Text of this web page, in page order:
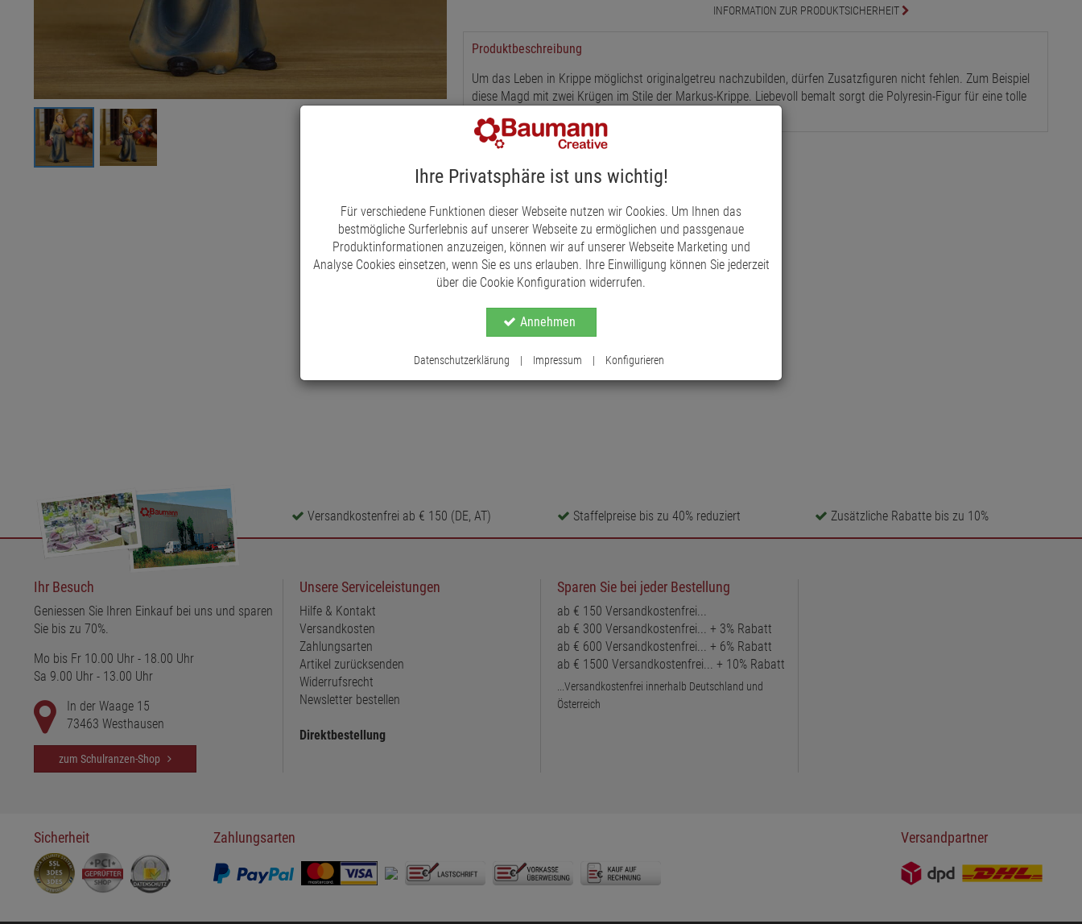
INFORMATION ZUR PRODUKTSICHERHEIT
Produktbeschreibung
Um das Leben in Krippe möglichst originalgetreu nachzubilden, dürfen Zusatzfiguren nicht fehlen. Zum Beispiel
diese Magd mit zwei Krügen im Stile der Markus-Krippe. Liebevoll bemalt sorgt die Polyresin-Figur für eine tolle
Atmosphäre. Sie ist in verschiedenen Größen erhältlich.
Versandkostenfrei ab € 150 (DE, AT) Staffelpreise bis zu 40% reduziert Zusätzliche Rabatte bis zu 10%
Ihr Besuch
Geniessen Sie Ihren Einkauf bei uns und sparen
Sie bis zu 70%.
Mo bis Fr 10.00 Uhr - 18.00 Uhr
Sa 9.00 Uhr - 13.00 Uhr
In der Waage 15
73463 Westhausen
zum Schulranzen-Shop
Unsere Serviceleistungen
Hilfe & Kontakt
Versandkosten
Zahlungsarten
Artikel zurücksenden
Widerrufsrecht
Newsletter bestellen
Direktbestellung
Sparen Sie bei jeder Bestellung
ab € 150 Versandkostenfrei...
ab € 300 Versandkostenfrei... + 3% Rabatt
ab € 600 Versandkostenfrei... + 6% Rabatt
ab € 1500 Versandkostenfrei... + 10% Rabatt
...Versandkostenfrei innerhalb Deutschland und
Österreich
Sicherheit Zahlungsarten Versandpartner
Ihre Privatsphäre ist uns wichtig!
Für verschiedene Funktionen dieser Webseite nutzen wir Cookies. Um Ihnen das
bestmögliche Surferlebnis auf unserer Webseite zu ermöglichen und passgenaue
Produktinformationen anzuzeigen, können wir auf unserer Webseite Marketing und
Analyse Cookies einsetzen, wenn Sie es uns erlauben. Ihre Einwilligung können Sie jederzeit
über die Cookie Konfiguration widerrufen.
Annehmen
Datenschutzerklärung | Impressum | Konfigurieren